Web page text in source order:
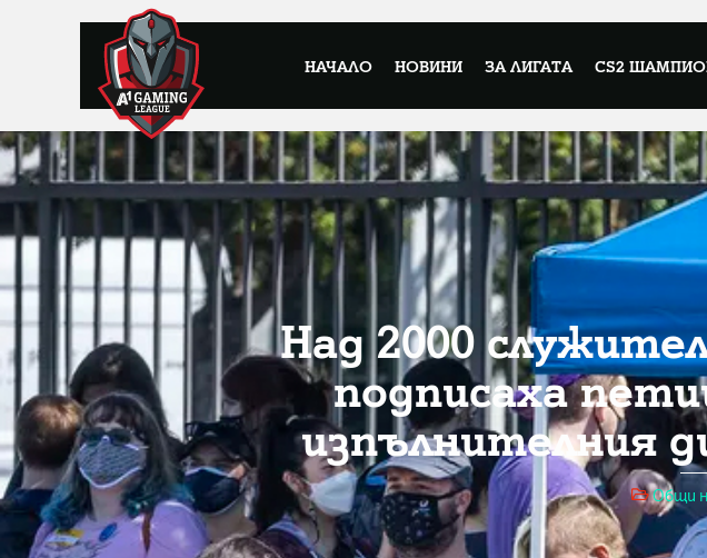
НАЧАЛО НОВИНИ ЗА ЛИГАТА CS2
Над 2000
подписаха
изпълнителния
Общи